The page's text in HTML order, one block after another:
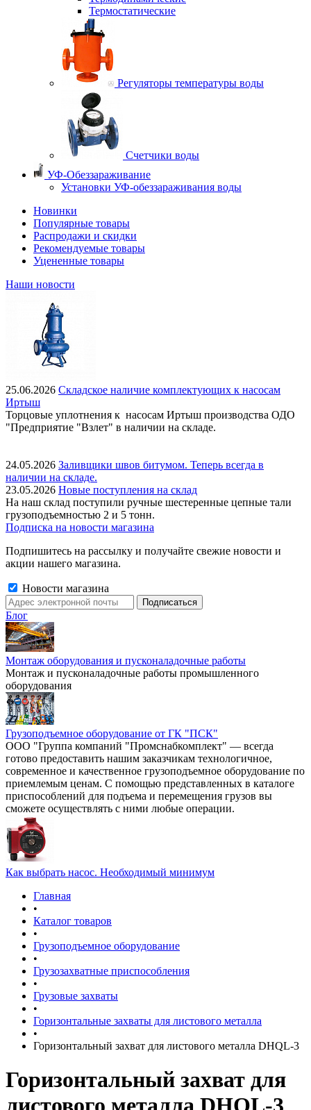
Термостатические
Регуляторы температуры воды
Счетчики воды
УФ-Обеззараживание
Установки УФ-обеззараживания воды
Новинки
Популярные товары
Распродажи и скидки
Рекомендуемые товары
Уцененные товары
Наши новости
25.06.2026 Складское наличие комплектующих к насосам
Иртыш
Торцовые уплотнения к насосам Иртыш производства ОДО
"Предприятие "Взлет" в наличии на складе.
24.05.2026 Заливщики швов битумом. Теперь всегда в
наличии на складе.
23.05.2026 Новые поступления на склад
На наш склад поступили ручные шестеренные цепные тали
грузоподъемностью 2 и 5 тонн.
Подписка на новости магазина
Подпишитесь на рассылку и получайте свежие новости и
акции нашего магазина.
Новости магазина
Блог
Монтаж оборудования и пусконаладочные работы
Монтаж и пусконаладочные работы промышленного
оборудования
Грузоподъемное оборудование от ГК "ПСК"
ООО "Группа компаний "Промснабкомплект" — всегда
готово предоставить нашим заказчикам технологичное,
современное и качественное грузоподъемное оборудование по
приемлемым ценам. С помощью представленных в каталоге
приспособлений для подъема и перемещения грузов вы
сможете осуществлять с ними любые операции.
Как выбрать насос. Необходимый минимум
Главная
•
Каталог товаров
•
Грузоподъемное оборудование
•
Грузозахватные приспособления
•
Грузовые захваты
•
Горизонтальные захваты для листового металла
•
Горизонтальный захват для листового металла DHQL-3
Горизонтальный захват для